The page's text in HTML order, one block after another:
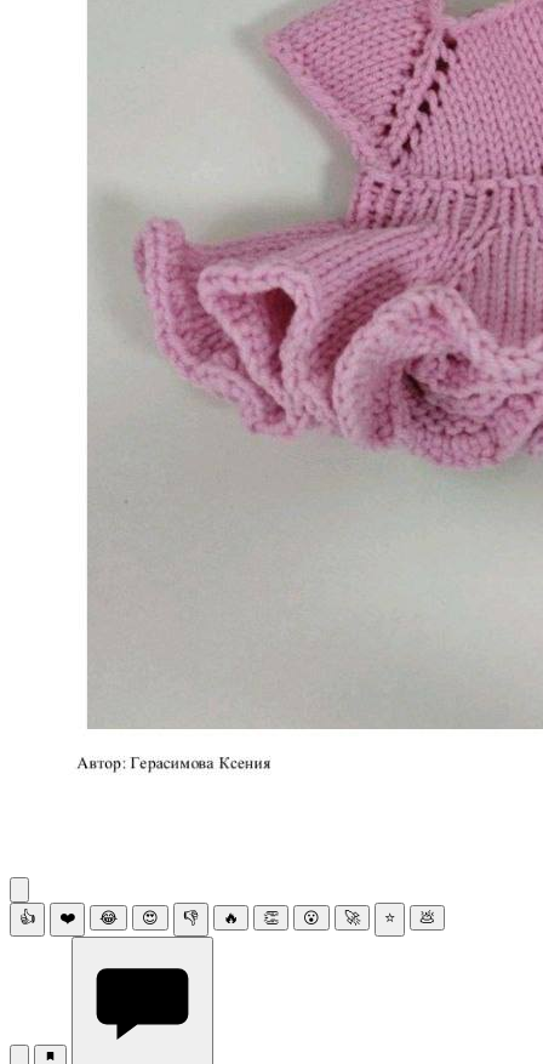
👍 ❤️ 😂 😍 👎 🔥 👏 😮 🚀 ⭐ 💩